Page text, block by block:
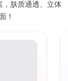
，肤质通透、立体
！